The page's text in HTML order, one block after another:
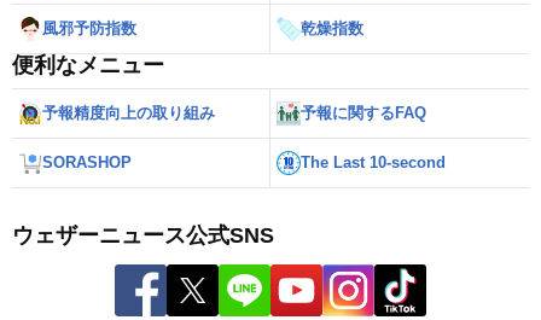
風邪予防指数 乾燥指数
便利なメニュー
予報精度向上の取り組み 予報に関するFAQ
SORASHOP The Last 10-second
ウェザーニュース公式SNS